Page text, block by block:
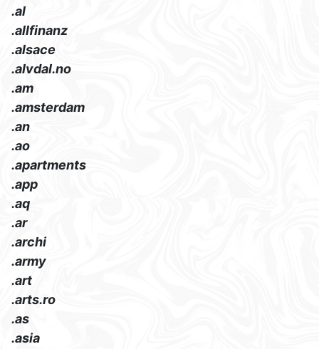
.al
.allfinanz
.alsace
.alvdal.no
.am
.amsterdam
.an
.ao
.apartments
.app
.aq
.ar
.archi
.army
.art
.arts.ro
.as
.asia